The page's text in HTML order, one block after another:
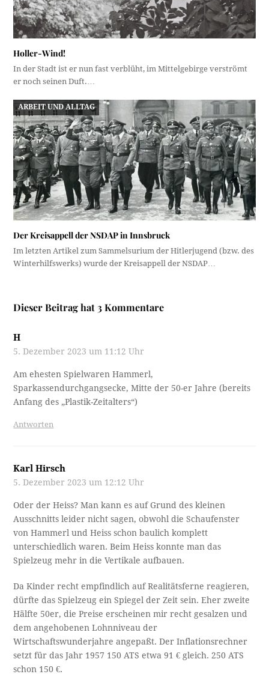
Holler-Wind!
In der Stadt ist er nun fast verblüht, im Mittelgebirge verströmt
er noch seinen Duft.…
ARBEIT UND ALLTAG
Der Kreisappell der NSDAP in Innsbruck
Im letzten Artikel zum Sammelsurium der Hitlerjugend (bzw. des
Winterhilfswerks) wurde der Kreisappell der NSDAP…
Dieser Beitrag hat 3 Kommentare
H
5. Dezember 2023 um 11:12 Uhr
Am ehesten Spielwaren Hammerl,
Sparkassendurchgangsecke, Mitte der 50-er Jahre (bereits
Anfang des „Plastik-Zeitalters“)
Antworten
Karl Hirsch
5. Dezember 2023 um 12:12 Uhr
Oder der Heiss? Man kann es auf Grund des kleinen
Ausschnitts leider nicht sagen, obwohl die Schaufenster
von Hammerl und Heiss schon baulich komplett
unterschiedlich waren. Beim Heiss konnte man das
Spielzeug mehr in die Vertikale aufbauen.
Da Kinder recht empfindlich auf Realitätsferne reagieren,
dürfte das Spielzeug ein Spiegel der Zeit sein. Eher zweite
Hälfte 50er, die Preise erscheinen mir recht gesalzen und
dem angehobenen Lohnniveau der
Wirtschaftswunderjahre angepaßt. Der Inflationsrechner
setzt für das Jahr 1957 150 ATS etwa 91 € gleich. 250 ATS
schon 150 €.